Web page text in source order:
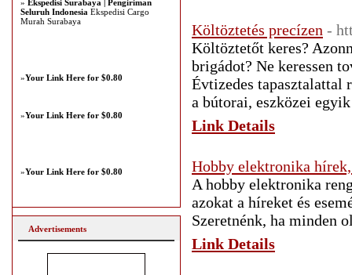
Költöztetés precízen -
Költöztetőt keres?
brigádot? Ne keressen
Évtizedes tapasztalattal
a bútorai, eszközei
Link Details
Hobby elektronika
A hobby elektronika
azokat a híreket és
Szeretnénk, ha minden
Link Details
» Ekspedisi Surabaya | Pengiriman
Seluruh Indonesia Ekspedisi Cargo
Murah Surabaya
»Your Link Here for $0.80
»Your Link Here for $0.80
»Your Link Here for $0.80
Advertisements